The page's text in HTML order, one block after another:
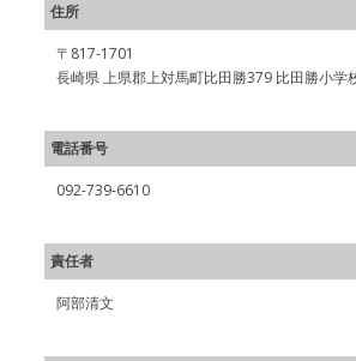
住所
〒817-1701
長崎県 上県郡上対馬町比田勝379 比田勝小学
電話番号
092-739-6610
責任者
阿部清文